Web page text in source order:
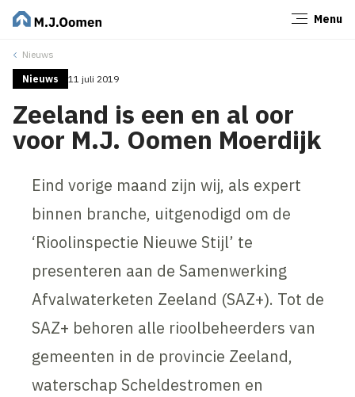
Menu
Nieuws
Nieuws 11 juli 2019
Zeeland is een en al oor
voor M.J. Oomen Moerdijk
Eind vorige maand zijn wij, als expert
binnen branche, uitgenodigd om de
‘Rioolinspectie Nieuwe Stijl’ te
presenteren aan de Samenwerking
Afvalwaterketen Zeeland (SAZ+). Tot de
SAZ+ behoren alle rioolbeheerders van
gemeenten in de provincie Zeeland,
waterschap Scheldestromen en
Sluiten